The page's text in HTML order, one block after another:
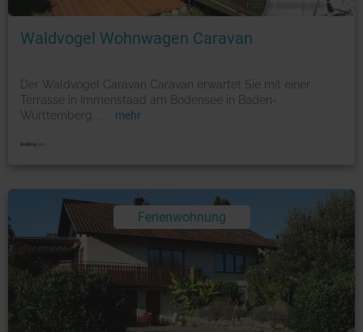
Waldvogel Wohnwagen Caravan
Der Waldvogel Caravan Caravan erwartet Sie mit einer
Terrasse in Immenstaad am Bodensee in Baden-
Württemberg.
mehr
Ferienwohnung